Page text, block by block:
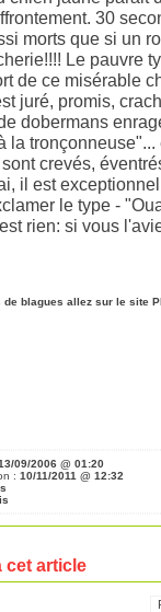
30
morts que si un
Le pauvre
de ce misérable
juré, promis,
dobermans
la
crevés,
il est
le type -
rien: si vous
de blagues allez sur le site
09/2006 @ 01:20
: 10/11/2011 @ 12:32
cet article